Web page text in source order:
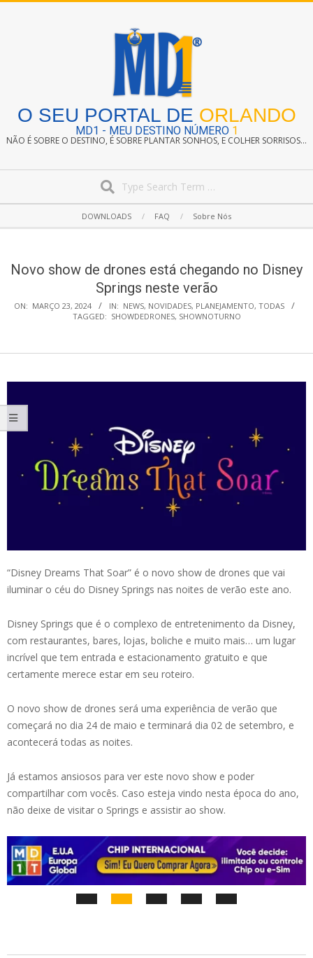
O SEU PORTAL DE ORLANDO
MD1 - MEU DESTINO NÚMERO 1
NÃO É SOBRE O DESTINO, É SOBRE PLANTAR SONHOS, E COLHER SORRISOS...
Navigation
DOWNLOADS FAQ Sobre Nós
Novo show de drones está chegando no Disney
Springs neste verão
ON: MARÇO 23, 2024 IN: NEWS, NOVIDADES, PLANEJAMENTO, TODAS
TAGGED: SHOWDEDRONES, SHOWNOTURNO
“Disney Dreams That Soar” é o novo show de drones que vai
iluminar o céu do Disney Springs nas noites de verão este ano.
Disney Springs que é o complexo de entretenimento da Disney,
com restaurantes, bares, lojas, boliche e muito mais… um lugar
incrível que tem entrada e estacionamento gratuito e que
certamente merece estar em seu roteiro.
O novo show de drones será uma experiência de verão que
começará no dia 24 de maio e terminará dia 02 de setembro, e
acontecerá todas as noites.
Já estamos ansiosos para ver este novo show e poder
compartilhar com vocês. Caso esteja vindo nesta época do ano,
não deixe de visitar o Springs e assistir ao show.